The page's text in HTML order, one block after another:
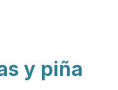
y piña